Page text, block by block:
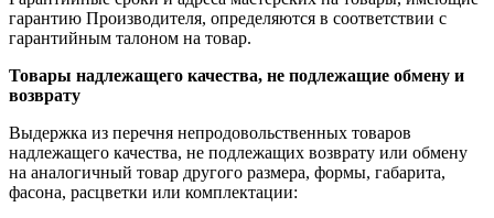
гарантию Производителя, определяются в соответствии с
гарантийным талоном на товар.
Товары надлежащего качества, не подлежащие обмену и
возврату
Выдержка из перечня непродовольственных товаров
надлежащего качества, не подлежащих возврату или обмену
на аналогичный товар другого размера, формы, габарита,
фасона, расцветки или комплектации: